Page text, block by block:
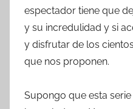
espectador tiene que
y su incredulidad y si
y disfrutar de los
que nos proponen.
Supongo que esta